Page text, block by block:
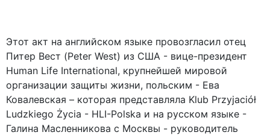
Этот акт на английском языке провозгласил отец
Питер Вест (Peter West) из США - вице-президент
Human Life International, крупнейшей мировой
организации защиты жизни, польским - Ева
Ковалевская – которая представляла Klub Przyjaciół
Ludzkiego Życia - HLI-Polska и на русском языке -
Галина Масленникова с Москвы - руководитель